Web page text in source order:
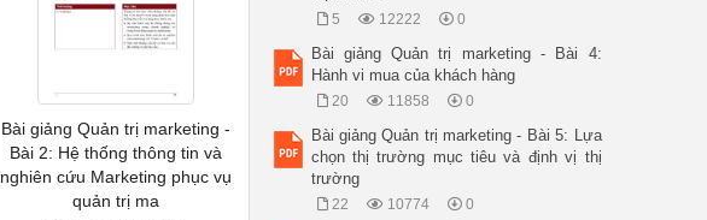
Bài giảng Quản trị marketing -
Bài 2: Hệ thống thông tin và
nghiên cứu Marketing phục vụ
quản trị ma
5 12222 0
Bài giảng Quản trị marketing - Bài 4:
Hành vi mua của khách hàng
20 11858 0
Bài giảng Quản trị marketing - Bài 5: Lựa
chọn thị trường mục tiêu và định vị thị
trường
22 10774 0